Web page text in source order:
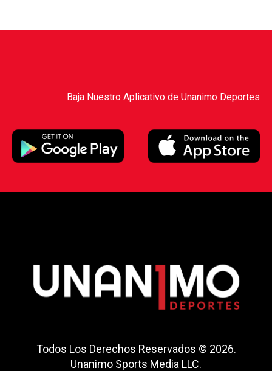
Baja Nuestro Aplicativo de Unanimo Deportes
Todos Los Derechos Reservados © 2026.
Unanimo Sports Media LLC.